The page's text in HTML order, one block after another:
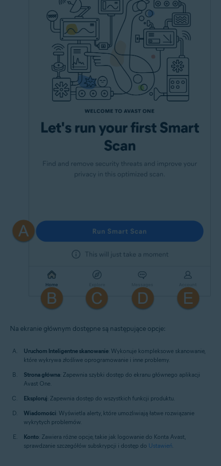
Na ekranie głównym dostępne są następujące opcje:
Uruchom Inteligentne skanowanie: Wykonuje kompleksowe skanowanie,
które wykrywa złośliwe oprogramowanie i inne problemy.
Strona główna: Zapewnia szybki dostęp do ekranu głównego aplikacji
Avast One.
Eksploruj: Zapewnia dostęp do wszystkich funkcji produktu.
Wiadomości: Wyświetla alerty, które umożliwiają łatwe rozwiązanie
wykrytych problemów.
Konto: Zawiera różne opcje, takie jak logowanie do Konta Avast,
sprawdzanie szczegółów subskrypcji i dostęp do Ustawień.